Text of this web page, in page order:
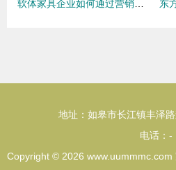
地址：如皋市长江镇丰泽
电话：-
Copyright © 2026 www.uummmc.com